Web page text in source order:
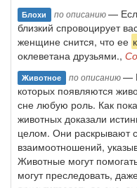
Блохи по описанию—
близкий спровоцирует
женщине снится, что ее
оклеветана друзьями.,
Животное по описанию—
которых появляются
сне любую роль. Как
животных доказали
целом. Они раскрывают
взаимоотношений,
Животные могут
могут преследовать,